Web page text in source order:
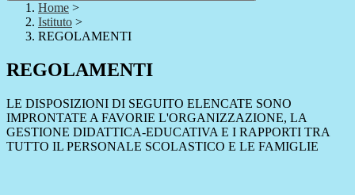
Home >
Istituto >
REGOLAMENTI
REGOLAMENTI
LE DISPOSIZIONI DI SEGUITO ELENCATE SONO
IMPRONTATE A FAVORIE L'ORGANIZZAZIONE, LA
GESTIONE DIDATTICA-EDUCATIVA E I RAPPORTI TRA
TUTTO IL PERSONALE SCOLASTICO E LE FAMIGLIE